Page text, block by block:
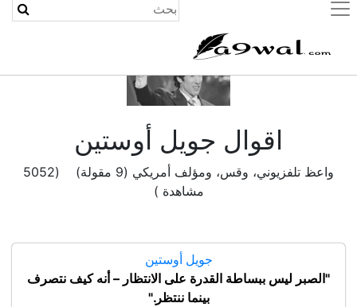
(current)
اقوال جويل أوستين
واعظ تلفزيوني، وقس، ومؤلف أمريكي (9 مقولة) (5052
مشاهدة )
جويل أوستين
"الصبر ليس ببساطة القدرة على الانتظار – أنه كيف نتصرف
بينما ننتظر."